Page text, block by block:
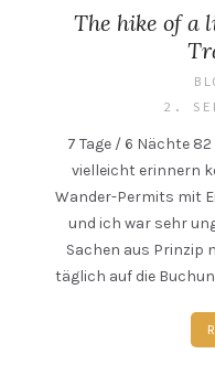
The hike of a
2.
7 Tage / 6 Nächte
vielleicht erinnern
Wander-Permits mit
und ich war sehr
Sachen aus Prinzip
täglich auf die